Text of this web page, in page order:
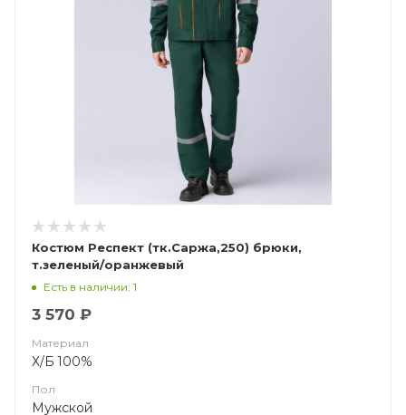
Костюм Респект (тк.Саржа,250) брюки,
т.зеленый/оранжевый
Есть в наличии: 1
3 570 ₽
Материал
Х/Б 100%
Пол
Мужской